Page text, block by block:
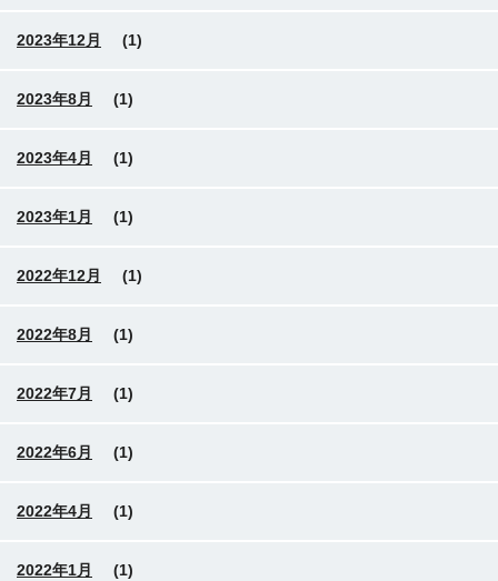
2023年12月 (1)
2023年8月 (1)
2023年4月 (1)
2023年1月 (1)
2022年12月 (1)
2022年8月 (1)
2022年7月 (1)
2022年6月 (1)
2022年4月 (1)
2022年1月 (1)